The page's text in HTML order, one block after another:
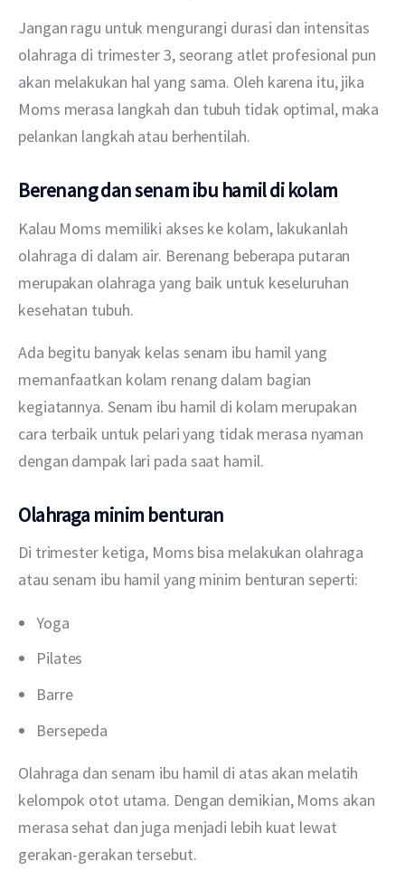
Jangan ragu untuk mengurangi durasi dan intensitas
olahraga di trimester 3, seorang atlet profesional pun
akan melakukan hal yang sama. Oleh karena itu, jika
Moms merasa langkah dan tubuh tidak optimal, maka
pelankan langkah atau berhentilah.
Berenang dan senam ibu hamil di kolam
Kalau Moms memiliki akses ke kolam, lakukanlah
olahraga di dalam air. Berenang beberapa putaran
merupakan olahraga yang baik untuk keseluruhan
kesehatan tubuh.
Ada begitu banyak kelas senam ibu hamil yang
memanfaatkan kolam renang dalam bagian
kegiatannya. Senam ibu hamil di kolam merupakan
cara terbaik untuk pelari yang tidak merasa nyaman
dengan dampak lari pada saat hamil.
Olahraga minim benturan
Di trimester ketiga, Moms bisa melakukan olahraga
atau senam ibu hamil yang minim benturan seperti:
Yoga
Pilates
Barre
Bersepeda
Olahraga dan senam ibu hamil di atas akan melatih
kelompok otot utama. Dengan demikian, Moms akan
merasa sehat dan juga menjadi lebih kuat lewat
gerakan-gerakan tersebut.